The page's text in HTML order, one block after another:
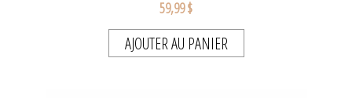
59,99 $
AJOUTER AU PANIER